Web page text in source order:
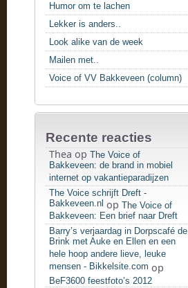
Humor om te lachen
Lekker is anders..
Look alike van de week
Mailen met..
Voice of VV Bakkeveen (column)
Recente reacties
Thea op The Voice of
Bakkeveen: de brand in mobiel
internet op vakantieparadijzen
The Voice schrijft Dreft -
Bakkeveen.nl op The Voice of
Bakkeveen: Een brief naar Dreft
Barry’s verjaardag in Dorpscafé de
Brink met Auke en Ellen en een
hele hoop andere lieve, leuke
mensen - Bikkelsite.com op
BeF3600 feestfoto’s 2012